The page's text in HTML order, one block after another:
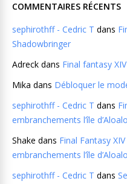
COMMENTAIRES RÉCENTS
sephirothff - Cedric T dans
Shadowbringer
Adreck dans Final fantasy
Mika dans Débloquer le
sephirothff - Cedric T dans
embranchements l’île d’Aloalo
Shake dans Final Fantasy
embranchements l’île d’Aloalo
sephirothff - Cedric T dans